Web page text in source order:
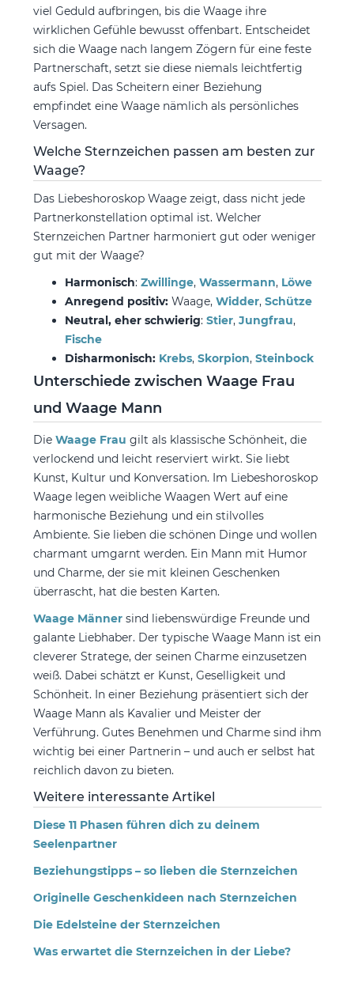
viel Geduld aufbringen, bis die Waage ihre
wirklichen Gefühle bewusst offenbart. Entscheidet
sich die Waage nach langem Zögern für eine feste
Partnerschaft, setzt sie diese niemals leichtfertig
aufs Spiel. Das Scheitern einer Beziehung
empfindet eine Waage nämlich als persönliches
Versagen.
Welche Sternzeichen passen am besten zur
Waage?
Das Liebeshoroskop Waage zeigt, dass nicht jede
Partnerkonstellation optimal ist. Welcher
Sternzeichen Partner harmoniert gut oder weniger
gut mit der Waage?
Harmonisch: Zwillinge, Wassermann, Löwe
Anregend positiv: Waage, Widder, Schütze
Neutral, eher schwierig: Stier, Jungfrau,
Fische
Disharmonisch: Krebs, Skorpion, Steinbock
Unterschiede zwischen Waage Frau
und Waage Mann
Die Waage Frau gilt als klassische Schönheit, die
verlockend und leicht reserviert wirkt. Sie liebt
Kunst, Kultur und Konversation. Im Liebeshoroskop
Waage legen weibliche Waagen Wert auf eine
harmonische Beziehung und ein stilvolles
Ambiente. Sie lieben die schönen Dinge und wollen
charmant umgarnt werden. Ein Mann mit Humor
und Charme, der sie mit kleinen Geschenken
überrascht, hat die besten Karten.
Waage Männersind liebenswürdige Freunde und
galante Liebhaber. Der typische Waage Mann ist ein
cleverer Stratege, der seinen Charme einzusetzen
weiß. Dabei schätzt er Kunst, Geselligkeit und
Schönheit. In einer Beziehung präsentiert sich der
Waage Mann als Kavalier und Meister der
Verführung. Gutes Benehmen und Charme sind ihm
wichtig bei einer Partnerin – und auch er selbst hat
reichlich davon zu bieten.
Weitere interessante Artikel
Diese 11 Phasen führen dich zu deinem
Seelenpartner
Beziehungstipps – so lieben die Sternzeichen
Originelle Geschenkideen nach Sternzeichen
Die Edelsteine der Sternzeichen
Was erwartet die Sternzeichen in der Liebe?